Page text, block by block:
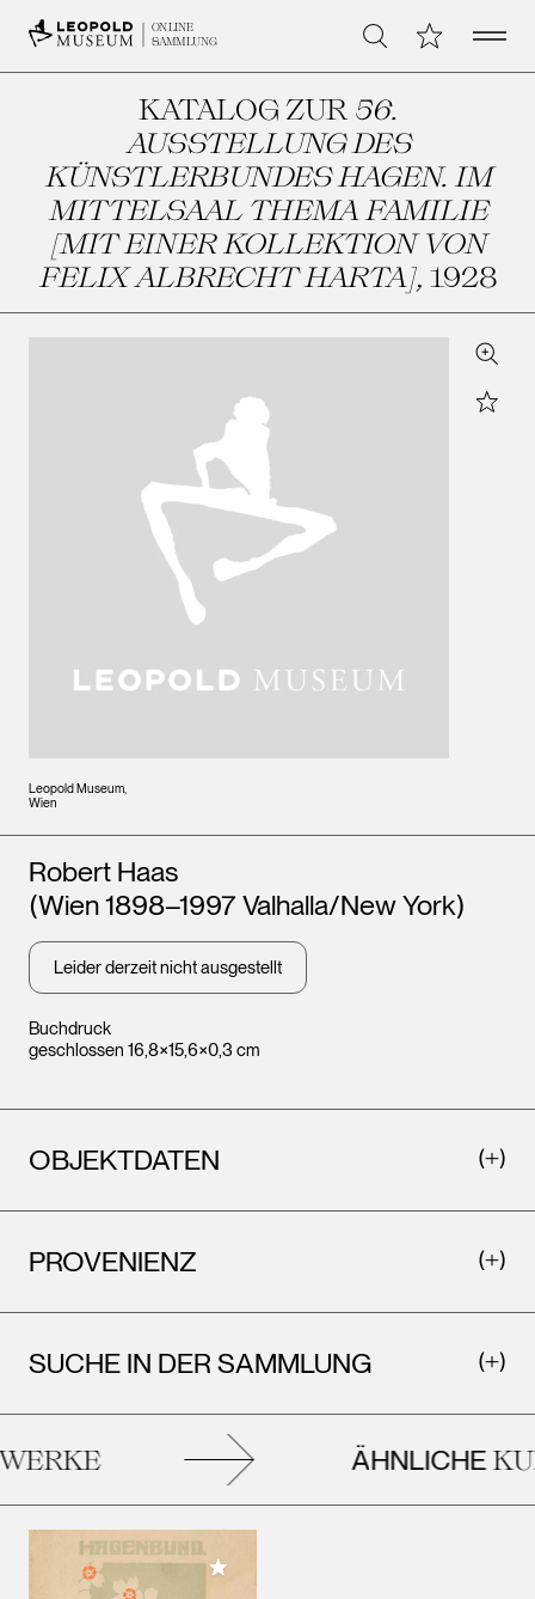
ONLINE
SAMMLUNG
Suche Meine Open
KATALOG ZUR 56.
AUSSTELLUNG DES
KÜNSTLERBUNDES HAGEN. IM
MITTELSAAL THEMA FAMILIE
[MIT EINER KOLLEKTION VON
FELIX ALBRECHT HARTA], 1928
Leopold Museum,
Wien
Zoom
Star
Buchdruck
geschlossen 16,8×15,6×0,3 cm
Künstler*innen
Robert Haas
(Wien 1898–1997 Valhalla/New York)
Leider derzeit nicht ausgestellt
OBJEKTDATEN
PROVENIENZ
SUCHE IN DER SAMMLUNG
ÄHNLICHE
Meiner Sammlung hinzufügen